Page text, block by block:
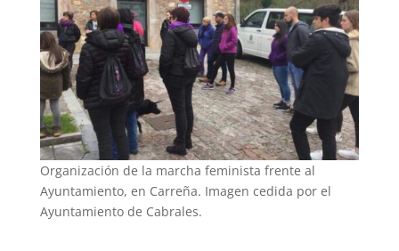
Organización de la marcha feminista frente al
Ayuntamiento, en Carreña. Imagen cedida por el
Ayuntamiento de Cabrales.